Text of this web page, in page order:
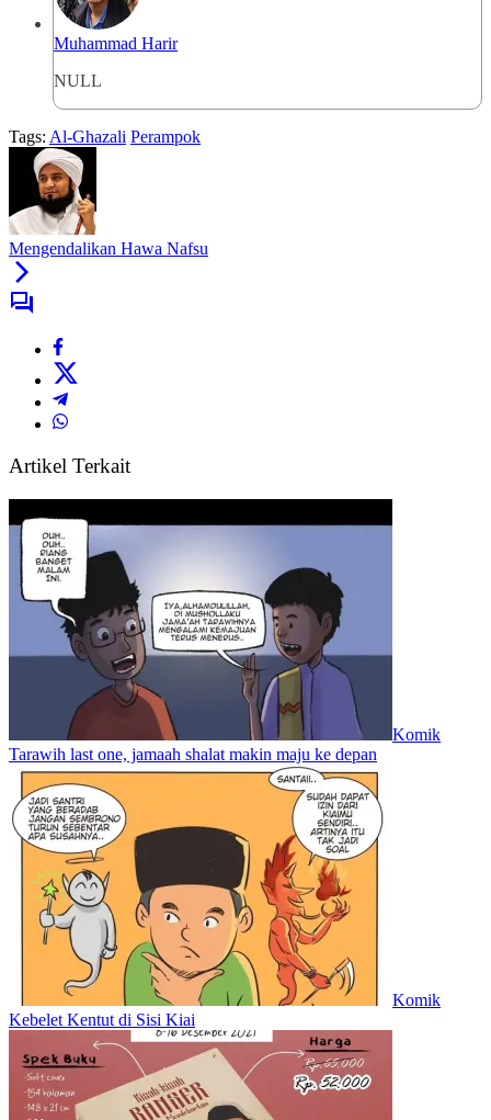
Muhammad Harir
NULL
Tags: Al-Ghazali Perampok
Mengendalikan Hawa Nafsu
Artikel Terkait
Komik
Tarawih last one, jamaah shalat makin maju ke depan
Komik
Kebelet Kentut di Sisi Kiai